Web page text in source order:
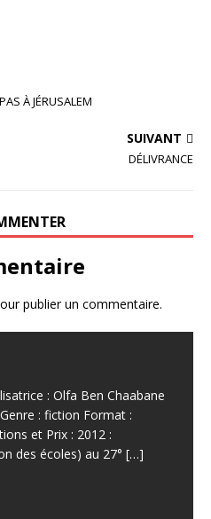
À JÉRUSALEM
SUIVANT
DÉLIVRANCE
publier un commentaire.
: Olfa Ben Chaabane
: fiction Format :
et Prix : 2012 :
des écoles) au 27° […]